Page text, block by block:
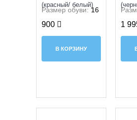
(красный/ белый)
Размер обуви: 16
900
В КОРЗИНУ
1